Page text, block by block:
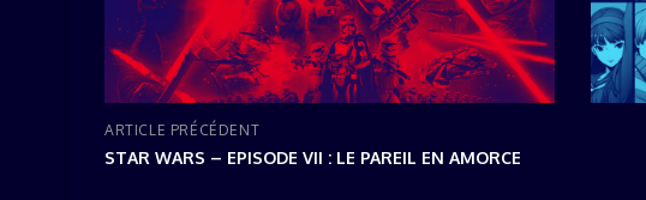
ARTICLE PRÉCÉDENT
STAR WARS – EPISODE VII : LE PAREIL EN AMORCE